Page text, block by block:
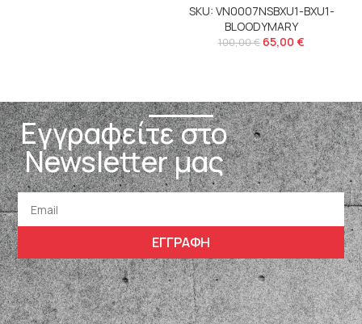
SKU: VN0007NSBXU1-BXU1-
BLOODYMARY
100,00€ 65,00 €
Εγγραφείτε στο
Newsletter μας
ΕΓΓΡΑΦΗ